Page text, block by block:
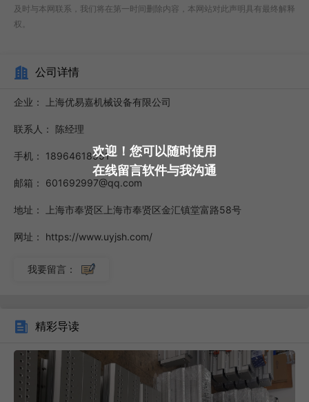
境中的工厂大多选择“速度”的概念。因为在轻工业环境中，大
业环境中的工厂选择“重量”的概念，重工业工厂顾明思议是生
产比较重的产品“速度”和“重量”是电动滑台购买企业的选择，
是电动滑台成为企业定位的重要选择因素，也是电动滑台应用
环境决定的一个因素，所以我们在选择电动滑台的时候，如果
你不太了解电动滑台这个产品，也可以根据自己的工业环境购
买。钢带丝杆全密封滑台生产直线滑台模组从内部结构可分
为：同步带型滑台模组和丝杆型滑台模组。
及时与本网联系，我们将在第一时间删除内容，本网站对此声明具有最终解释
权。
公司详情
企业： 上海优易嘉机械设备有限公司
联系人： 陈经理
手机： 18964618551
邮箱： 601692997@qq.com
地址： 上海市奉贤区上海市奉贤区金汇镇堂富路58号
网址： https://www.uyjsh.com/
我要留言：
精彩导读
欢迎！您可以随时使用
在线留言软件与我沟通